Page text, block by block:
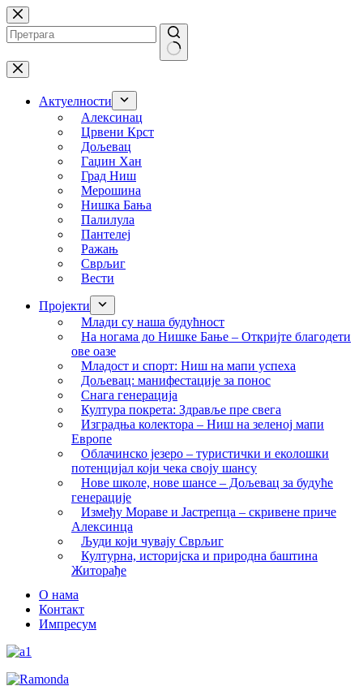
Skip
to
content
No
results
Актуелности
Алексинац
Црвени Крст
Дољевац
Гаџин Хан
Град Ниш
Мерошина
Нишка Бања
Палилула
Пантелеј
Ражањ
Сврљиг
Вести
Пројекти
Млади су наша будућност
На ногама до Нишке Бање – Откријте благодети
ове оазе
Младост и спорт: Ниш на мапи успеха
Дољевац: манифестације за понос
Снага генерација
Култура покрета: Здравље пре свега
Изградња колектора – Ниш на зеленој мапи
Европе
Облачинско језеро – туристички и еколошки
потенцијал који чека своју шансу
Нове школе, нове шансе – Дољевац за будуће
генерације
Између Мораве и Јастрепца – скривене приче
Алексинца
Људи који чувају Сврљиг
Културна, историјска и природна баштина
Житорађе
О нама
Контакт
Импресум